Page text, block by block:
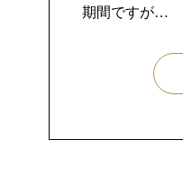
期間ですが…